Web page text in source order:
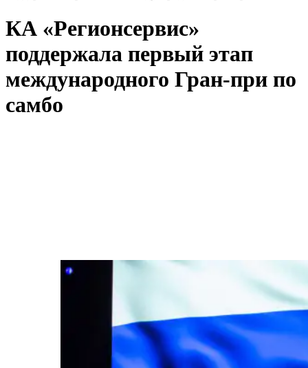
КА «Регионсервис»
поддержала первый этап
международного Гран-при по
самбо